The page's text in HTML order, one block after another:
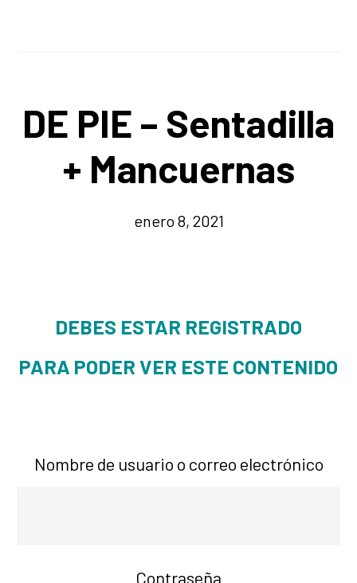
DE PIE – Sentadilla
+ Mancuernas
enero 8, 2021
DEBES ESTAR REGISTRADO
PARA PODER VER ESTE CONTENIDO
Nombre de usuario o correo electrónico
Contraseña